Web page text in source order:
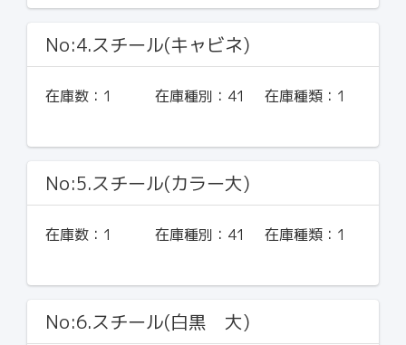
No:4.スチール(キャビネ)
在庫数： 1 在庫種別： 41 在庫種類： 1
No:5.スチール(カラー大)
在庫数： 1 在庫種別： 41 在庫種類： 1
No:6.スチール(白黒 大)